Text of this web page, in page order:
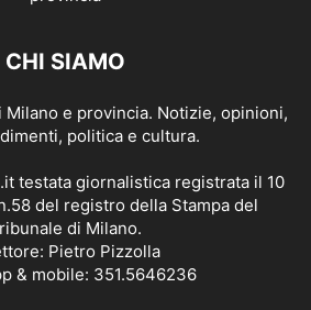
CHI SIAMO
Milano e provincia. Notizie, opinioni,
politica e cultura.
testata giornalistica registrata il 10
del registro della Stampa del
di Milano.
Pietro Pizzolla
& mobile: 351.5646236